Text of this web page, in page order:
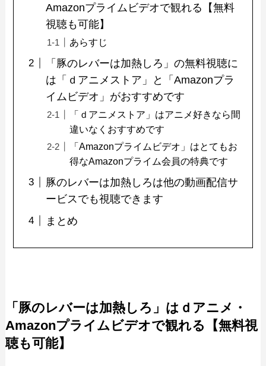
Amazonプライムビデオで観れる【無料
視聴も可能】
あらすじ
「豚のレバーは加熱しろ」の無料視聴に
は「ｄアニメストア」と「Amazonプラ
イムビデオ」がおすすめです
「ｄアニメストア」はアニメ好きなら間
違いなくおすすめです
「Amazonプライムビデオ」はとてもお
得なAmazonプライム会員の特典です
豚のレバーは加熱しろは他の動画配信サ
ービスでも視聴できます
まとめ
「豚のレバーは加熱しろ」はｄアニメ・
Amazonプライムビデオで観れる【無料視
聴も可能】